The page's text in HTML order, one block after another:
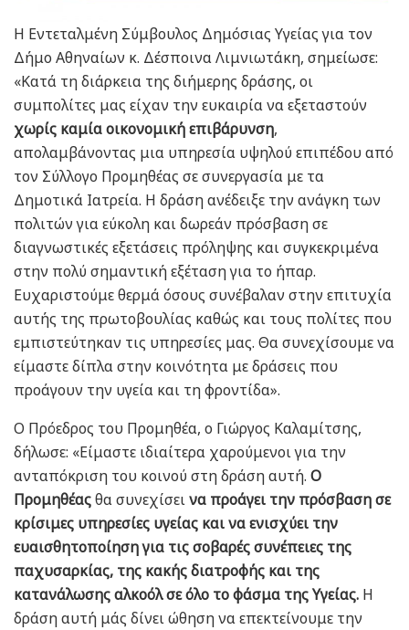
Η Εντεταλμένη Σύμβουλος Δημόσιας Υγείας για τον
Δήμο Αθηναίων κ. Δέσποινα Λιμνιωτάκη, σημείωσε:
«Κατά τη διάρκεια της διήμερης δράσης, οι
συμπολίτες μας είχαν την ευκαιρία να εξεταστούν
χωρίς καμία οικονομική επιβάρυνση,
απολαμβάνοντας μια υπηρεσία υψηλού επιπέδου από
τον Σύλλογο Προμηθέας σε συνεργασία με τα
Δημοτικά Ιατρεία. Η δράση ανέδειξε την ανάγκη των
πολιτών για εύκολη και δωρεάν πρόσβαση σε
διαγνωστικές εξετάσεις πρόληψης και συγκεκριμένα
στην πολύ σημαντική εξέταση για το ήπαρ.
Ευχαριστούμε θερμά όσους συνέβαλαν στην επιτυχία
αυτής της πρωτοβουλίας καθώς και τους πολίτες που
εμπιστεύτηκαν τις υπηρεσίες μας. Θα συνεχίσουμε να
είμαστε δίπλα στην κοινότητα με δράσεις που
προάγουν την υγεία και τη φροντίδα».
Ο Πρόεδρος του Προμηθέα, ο Γιώργος Καλαμίτσης,
δήλωσε: «Είμαστε ιδιαίτερα χαρούμενοι για την
ανταπόκριση του κοινού στη δράση αυτή. Ο
Προμηθέαςθα συνεχίσεινα προάγει την πρόσβαση σε
κρίσιμες υπηρεσίες υγείας και να ενισχύει την
ευαισθητοποίηση για τις σοβαρές συνέπειες της
παχυσαρκίας, της κακής διατροφής και της
κατανάλωσης αλκοόλ σε όλο το φάσμα της Υγείας. Η
δράση αυτή μάς δίνει ώθηση να επεκτείνουμε την